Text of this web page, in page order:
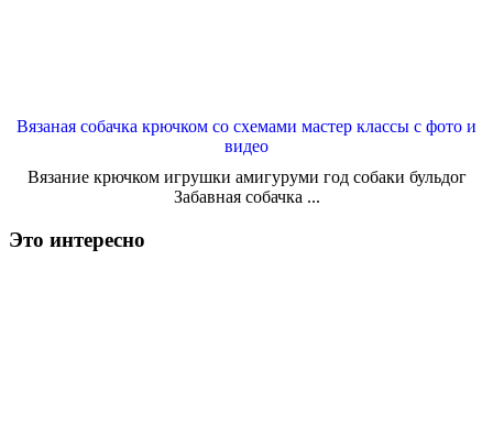
Вязаная собачка крючком со схемами мастер классы с фото и
видео
Вязание крючком игрушки амигуруми год собаки бульдог
Забавная собачка ...
Это интересно